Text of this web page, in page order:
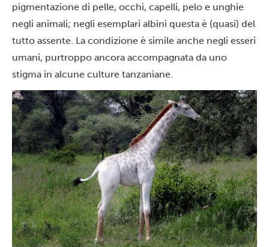
pigmentazione di pelle, occhi, capelli, pelo e unghie
negli animali; negli esemplari albini questa è (quasi) del
tutto assente. La condizione è simile anche negli esseri
umani, purtroppo ancora accompagnata da uno
stigma in alcune culture tanzaniane.